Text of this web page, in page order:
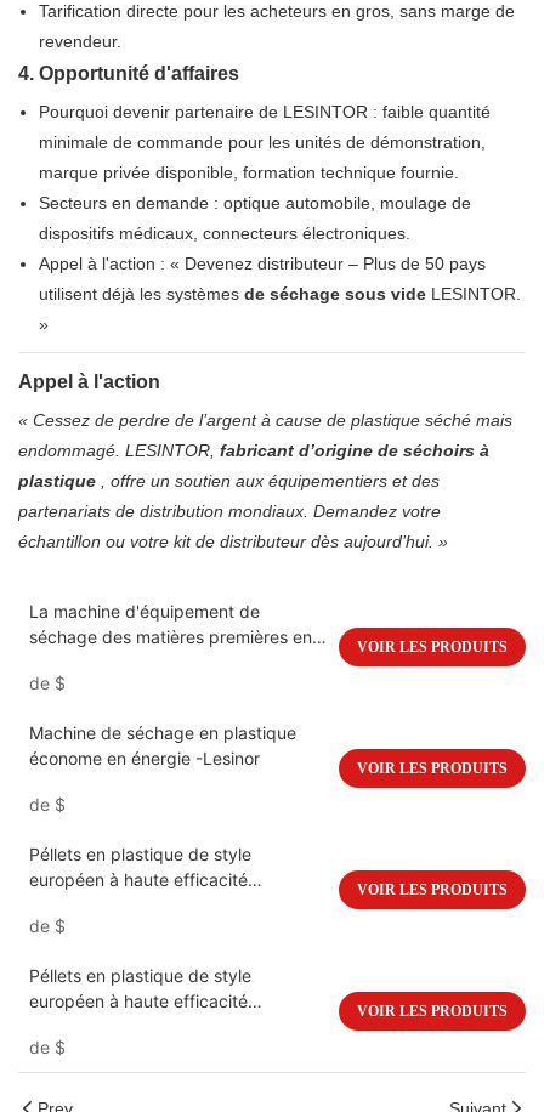
Tarification directe pour les acheteurs en gros, sans marge de
revendeur.
4. Opportunité d'affaires
Pourquoi devenir partenaire de LESINTOR : faible quantité
minimale de commande pour les unités de démonstration,
marque privée disponible, formation technique fournie.
Secteurs en demande : optique automobile, moulage de
dispositifs médicaux, connecteurs électroniques.
Appel à l'action : « Devenez distributeur – Plus de 50 pays
utilisent déjà les systèmes de séchage sous videLESINTOR.
»
Appel à l'action
« Cessez de perdre de l’argent à cause de plastique séché mais
endommagé. LESINTOR, fabricant d’origine de séchoirs à
plastique , offre un soutien aux équipementiers et des
partenariats de distribution mondiaux. Demandez votre
échantillon ou votre kit de distributeur dès aujourd’hui. »
La machine d'équipement de
séchage des matières premières en
de $
VOIR LES PRODUITS
Machine de séchage en plastique
économe en énergie -Lesinor
de $
VOIR LES PRODUITS
Péllets en plastique de style
européen à haute efficacité
de $
VOIR LES PRODUITS
Péllets en plastique de style
européen à haute efficacité
de $
VOIR LES PRODUITS